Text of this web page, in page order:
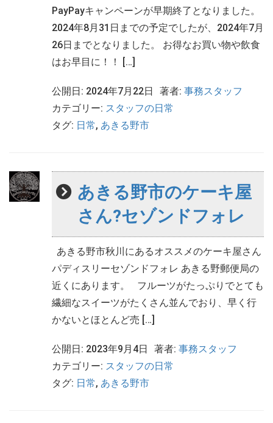
PayPayキャンペーンが早期終了となりました。
2024年8月31日までの予定でしたが、2024年7月
26日までとなりました。 お得なお買い物や飲食
はお早目に！！ […]
公開日: 2024年7月22日 著者: 事務スタッフ
カテゴリー: スタッフの日常
タグ: 日常, あきる野市
あきる野市のケーキ屋
さん?セゾンドフォレ
あきる野市秋川にあるオススメのケーキ屋さん
パディスリーセゾンドフォレ あきる野郵便局の
近くにあります。 フルーツがたっぷりでとても
繊細なスイーツがたくさん並んでおり、早く行
かないとほとんど売 […]
公開日: 2023年9月4日 著者: 事務スタッフ
カテゴリー: スタッフの日常
タグ: 日常, あきる野市